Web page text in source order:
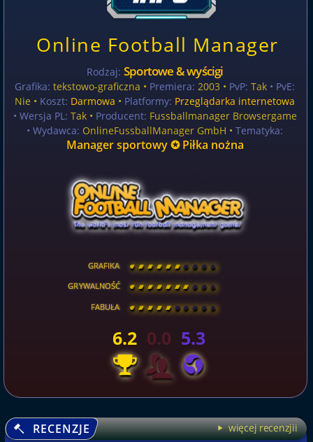
Online Football Manager
Rodzaj: Sportowe & wyścigi
Grafika: tekstowo-graficzna • Premiera: 2003 • PvP: Tak • PvE:
Nie • Koszt: Darmowa • Platformy: Przeglądarka internetowa
• Wersja PL: Tak• Producent: Fussballmanager Browsergame
• Wydawca: OnlineFussballManager GmbH •Tematyka:
Manager sportowy ✪ Piłka nożna
GRAFIKA [ \ \ \ \ \ \ \ \ ]
GRYWALNOŚĆ [ \ \ \ \ \ \ \ \ ]
FABUŁA [ \ \ \ \ \ \ \ \ ]
6.2 0.0 5.3
RECENZJE więcej recenzjii